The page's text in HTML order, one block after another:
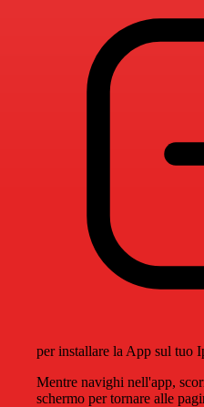
per installare la App sul tuo
Mentre navighi nell'app,
schermo per tornare alle